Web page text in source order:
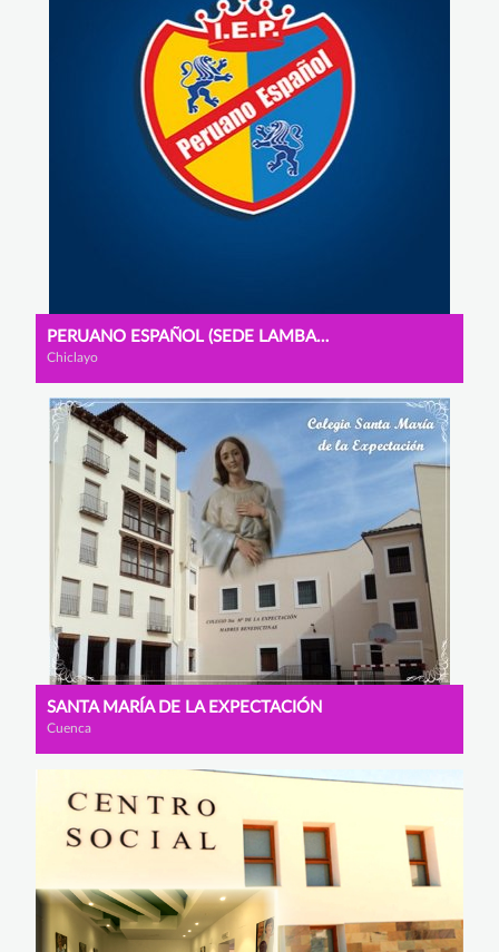
PERUANO ESPAÑOL (SEDE LAMBAYEQUE)
Chiclayo
SANTA MARÍA DE LA EXPECTACIÓN
Cuenca